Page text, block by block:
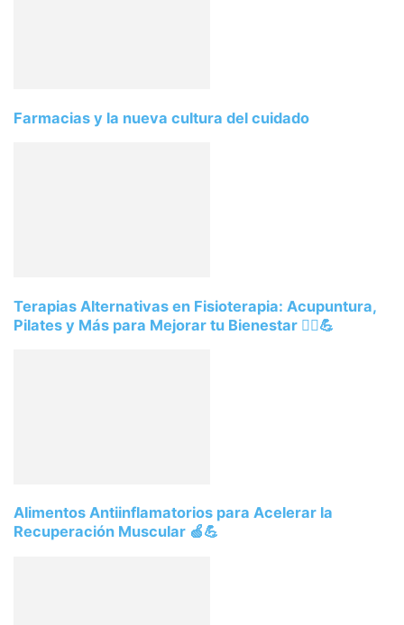
Farmacias y la nueva cultura del cuidado
Terapias Alternativas en Fisioterapia: Acupuntura,
Pilates y Más para Mejorar tu Bienestar 💆‍♂️💪
Alimentos Antiinflamatorios para Acelerar la
Recuperación Muscular 🍏💪